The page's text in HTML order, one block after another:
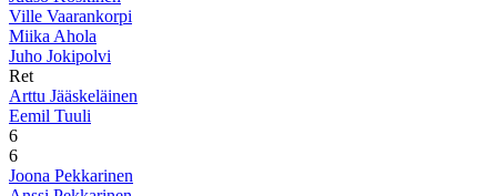
Ville Vaarankorpi
Miika Ahola
Juho Jokipolvi
Ret
Arttu Jääskeläinen
Eemil Tuuli
6
6
Joona Pekkarinen